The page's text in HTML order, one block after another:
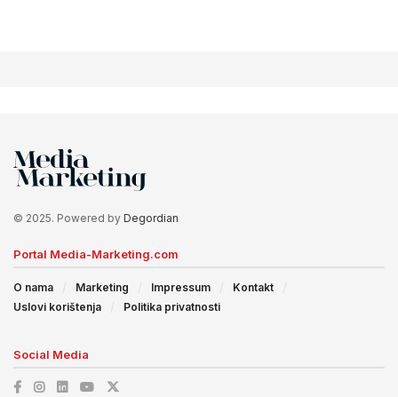
© 2025. Powered by Degordian
Portal Media-Marketing.com
O nama Marketing Impressum
Kontakt
Uslovi korištenja
Politika privatnosti
Social Media